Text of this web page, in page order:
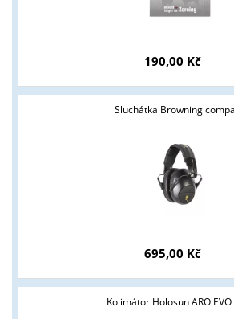
190,00 Kč
Sluchátka Browning
695,00 Kč
Kolimátor Holosun ARO EVO